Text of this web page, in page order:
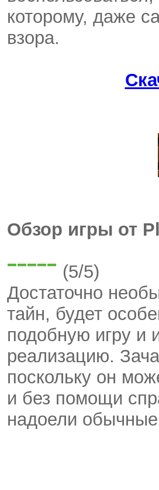
которому, даже
взора.
Обзор игры от
(5/5)
Достаточно
тайн, будет
подобную игру и
реализацию.
поскольку он
и без помощи
надоели